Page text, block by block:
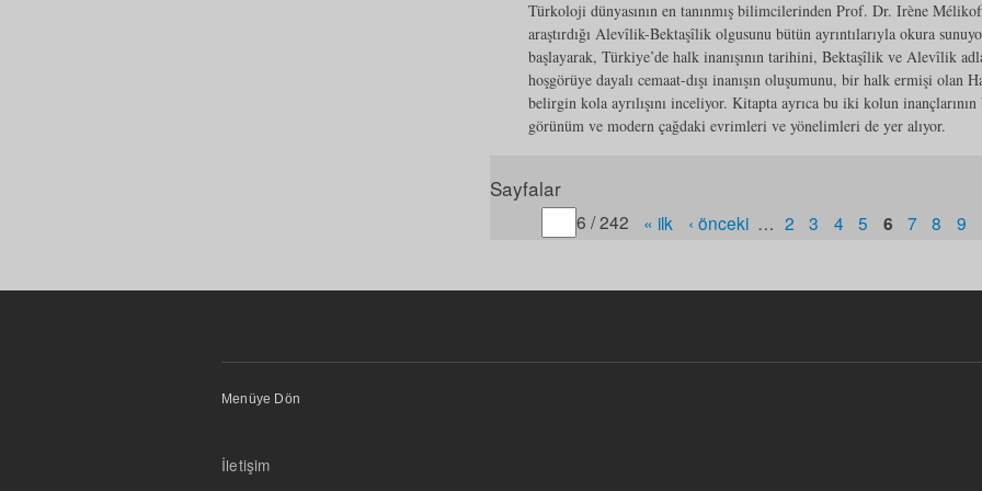
Türkoloji dünyasının en tanınmış bilimcilerinden Prof. Dr. Irène
araştırdığı Alevîlik-Bektaşîlik olgusunu bütün ayrıntılarıyla okura
başlayarak, Türkiye’de halk inanışının tarihini, Bektaşîlik ve Alevîlik
hoşgörüye dayalı cemaat-dışı inanışın oluşumunu, bir halk ermişi olan
belirgin kola ayrılışını inceliyor. Kitapta ayrıca bu iki kolun
görünüm ve modern çağdaki evrimleri ve yönelimleri de yer alıyor.
Sayfalar
Gitmek istediğiniz sayfa numarasını belirtin
6 / 242 « ilk ‹ önceki … 2 3 4 5 6 7 8 9
Menüye Dön
İletişim